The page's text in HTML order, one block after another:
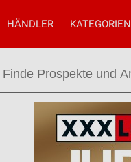
HÄNDLER KATEGORIEN